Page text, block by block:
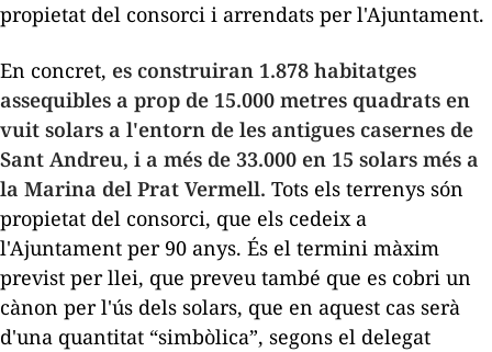
propietat del consorci i arrendats per l'Ajuntament.
En concret, es construiran 1.878 habitatges
assequibles a prop de 15.000 metres quadrats en
vuit solars a l'entorn de les antigues casernes de
Sant Andreu, i a més de 33.000 en 15 solars més a
la Marina del Prat Vermell. Tots els terrenys són
propietat del consorci, que els cedeix a
l'Ajuntament per 90 anys. És el termini màxim
previst per llei, que preveu també que es cobri un
cànon per l'ús dels solars, que en aquest cas serà
d'una quantitat “simbòlica”, segons el delegat